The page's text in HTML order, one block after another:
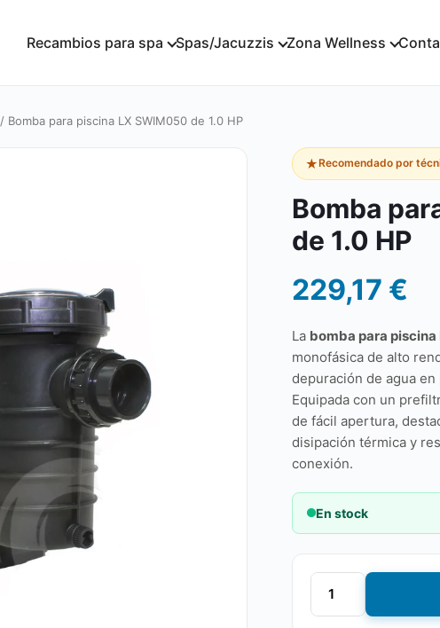
Recambios para spa Spas/Jacuzzis Zona Wellness
/ Bomba para piscina LX SWIM050 de 1.0 HP
★Recomendado por
Bomba
de 1.0 HP
229,17 €
La bomba para piscina
monofásica de alto
depuración de agua
Equipada con un
de fácil apertura,
disipación térmica y
conexión.
En stock